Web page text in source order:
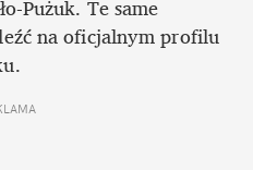
Pużuk. Te same
na oficjalnym profilu